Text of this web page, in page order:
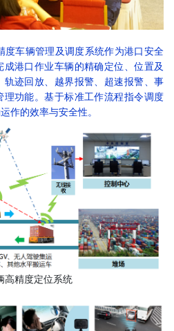
度车辆管理及调度系统作为港口安全
港口作业车辆的精确定位、位置及
迹回放、越界报警、超速报警、事
功能。基于标准工作流程指令调度
作的效率与安全性。
高精度定位系统